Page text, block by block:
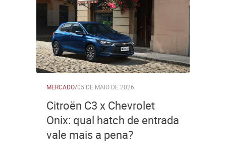
MERCADO/05 DE MAIO DE 2026
Citroën C3 x Chevrolet
Onix: qual hatch de entrada
vale mais a pena?